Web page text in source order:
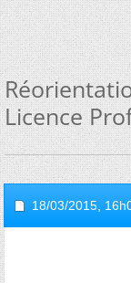
Licence
18/03/2015,